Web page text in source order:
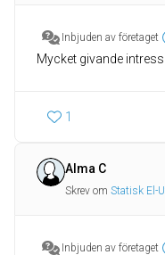
Inbjuden av företaget
Mycket givande
1
Alma C
Skrev om Statisk El-
Inbjuden av företaget